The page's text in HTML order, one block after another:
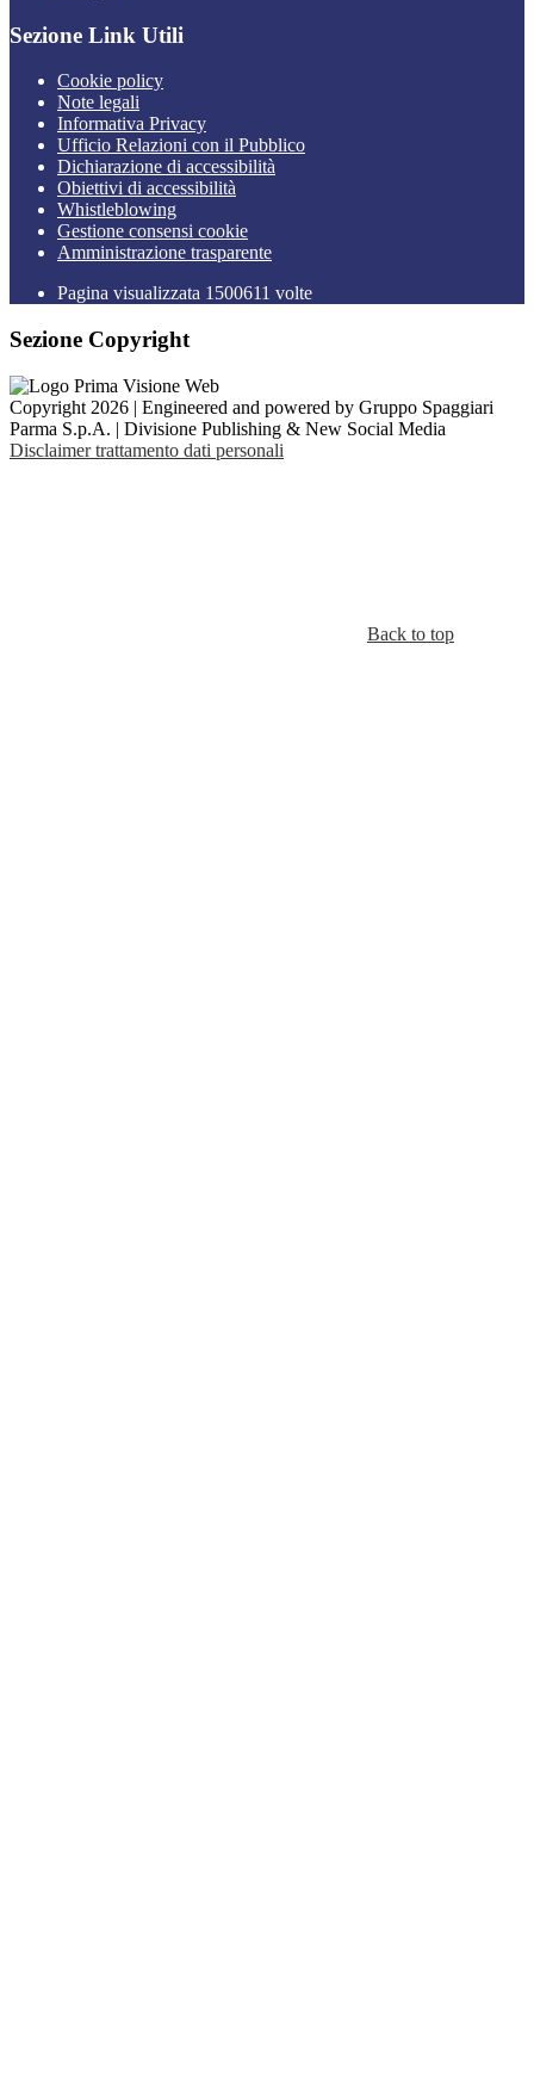
Sezione Link Utili
Cookie policy
Note legali
Informativa Privacy
Ufficio Relazioni con il Pubblico
Dichiarazione di accessibilità
Obiettivi di accessibilità
Whistleblowing
Gestione consensi cookie
Amministrazione trasparente
Pagina visualizzata 1500611 volte
Sezione Copyright
Copyright 2026 | Engineered and powered by Gruppo Spaggiari
Parma S.p.A. | Divisione Publishing & New Social Media
Disclaimer trattamento dati personali
Back to top